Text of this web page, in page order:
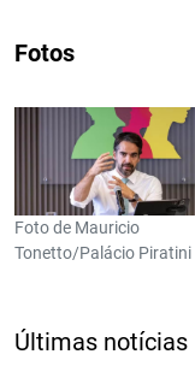
Fotos
Foto de Mauricio
Tonetto/Palácio Piratini
Últimas notícias